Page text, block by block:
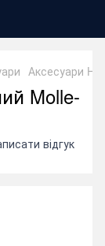
Аксесуари
Molle-
відгук